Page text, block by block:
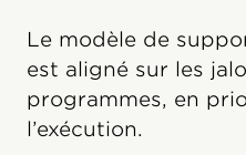
Le modèle de
est aligné sur les
programmes, en
l’exécution.